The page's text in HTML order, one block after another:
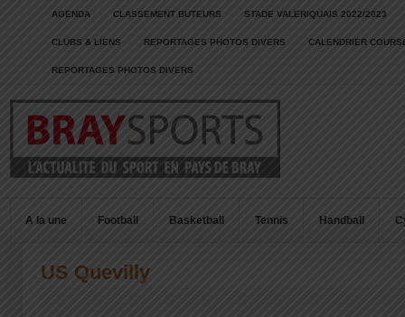
AGENDA CLASSEMENT BUTEURS STADE VALERIQUAIS 2022/2023
CLUBS & LIENS REPORTAGES PHOTOS DIVERS CALENDRIER
REPORTAGES PHOTOS DIVERS
A la une Football Basketball Tennis Handball
US Quevilly